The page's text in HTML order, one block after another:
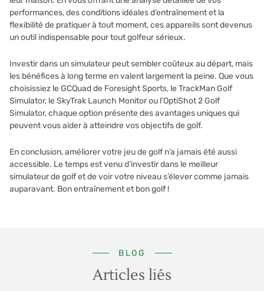
performances, des conditions idéales d’entraînement et la
flexibilité de pratiquer à tout moment, ces appareils sont devenus
un outil indispensable pour tout golfeur sérieux.
Investir dans un simulateur peut sembler coûteux au départ, mais
les bénéfices à long terme en valent largement la peine. Que vous
choisissiez le GCQuad de Foresight Sports, le TrackMan Golf
Simulator, le SkyTrak Launch Monitor ou l’OptiShot 2 Golf
Simulator, chaque option présente des avantages uniques qui
peuvent vous aider à atteindre vos objectifs de golf.
En conclusion, améliorer votre jeu de golf n’a jamais été aussi
accessible. Le temps est venu d’investir dans le meilleur
simulateur de golf et de voir votre niveau s’élever comme jamais
auparavant. Bon entraînement et bon golf !
BLOG
Articles liés